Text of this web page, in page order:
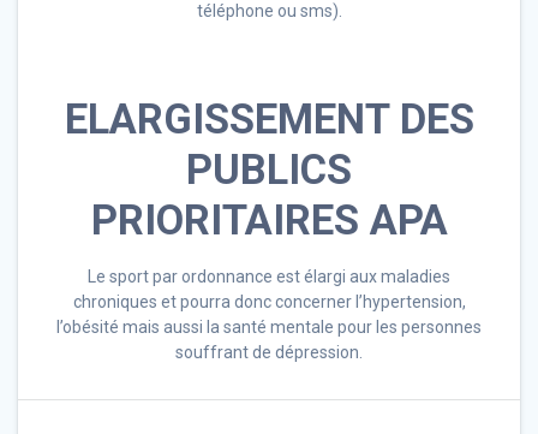
téléphone ou sms).
ELARGISSEMENT DES
PUBLICS
PRIORITAIRES APA
Le sport par ordonnance est élargi aux maladies
chroniques et pourra donc concerner l’hypertension,
l’obésité mais aussi la santé mentale pour les personnes
souffrant de dépression.